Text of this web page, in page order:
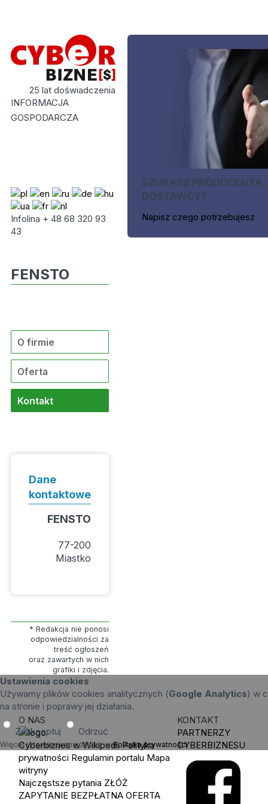
25 lat doświadczenia
INFORMACJA
GOSPODARCZA
Infolina + 48 68 320 93
43
SZUKASZ PRODUCENTA,
DOSTAWCY?
Napisz czego potrzebujesz
FENSTO
O firmie
Oferta
Kontakt
Dane
kontaktowe
FENSTO
77-200
Miastko
* Redakcja nie ponosi
odpowiedzialności za
treść ogłoszeń
oraz zawartych w nich
grafiki i zdjęcia.
Ustawienia cookies
Używamy plików cookies analitycznych (Google Analytics) w
na stronie i poprawy jej działania.
Zaakceptuj Odrzuć
Więcej informacji znajdziesz wPolityka prywatności.
O NAS
Cyberbiznes w Wikipedii Polityka
prywatności Regulamin portalu Mapa
witryny
Najczęstsze pytania ZŁÓŻ
ZAPYTANIE BEZPŁATNA OFERTA
KONTAKT
PARTNERZY
CYBERBIZNESU